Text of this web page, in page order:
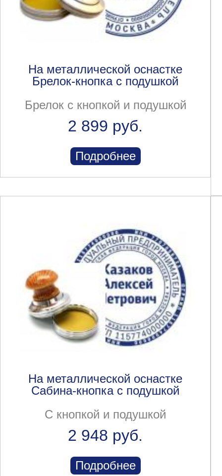
На металлической оснастке
Брелок-кнопка с подушкой
Брелок с кнопкой и подушкой
2 899 руб.
Подробнее
На металлической оснастке
Сабина-кнопка с подушкой
С кнопкой и подушкой
2 948 руб.
Подробнее